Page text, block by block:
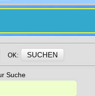
OK:
Suche